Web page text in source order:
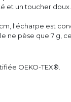
et un toucher doux.
l'écharpe est
ne pèse que 7 g,
OEKO-TEX®.